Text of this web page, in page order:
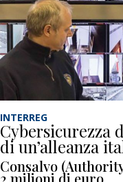
INTERREG
Cybersicurezza
di un’alleanza
Consalvo